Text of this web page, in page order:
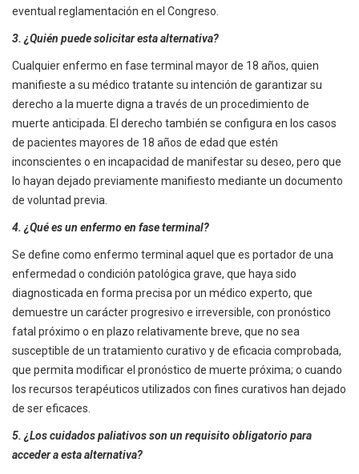
eventual reglamentación en el Congreso.
3. ¿Quién puede solicitar esta alternativa?
Cualquier enfermo en fase terminal mayor de 18 años, quien
manifieste a su médico tratante su intención de garantizar su
derecho a la muerte digna a través de un procedimiento de
muerte anticipada. El derecho también se configura en los casos
de pacientes mayores de 18 años de edad que estén
inconscientes o en incapacidad de manifestar su deseo, pero que
lo hayan dejado previamente manifiesto mediante un documento
de voluntad previa.
4. ¿Qué es un enfermo en fase terminal?
Se define como enfermo terminal aquel que es portador de una
enfermedad o condición patológica grave, que haya sido
diagnosticada en forma precisa por un médico experto, que
demuestre un carácter progresivo e irreversible, con pronóstico
fatal próximo o en plazo relativamente breve, que no sea
susceptible de un tratamiento curativo y de eficacia comprobada,
que permita modificar el pronóstico de muerte próxima; o cuando
los recursos terapéuticos utilizados con fines curativos han dejado
de ser eficaces.
5. ¿Los cuidados paliativos son un requisito obligatorio para
acceder a esta alternativa?